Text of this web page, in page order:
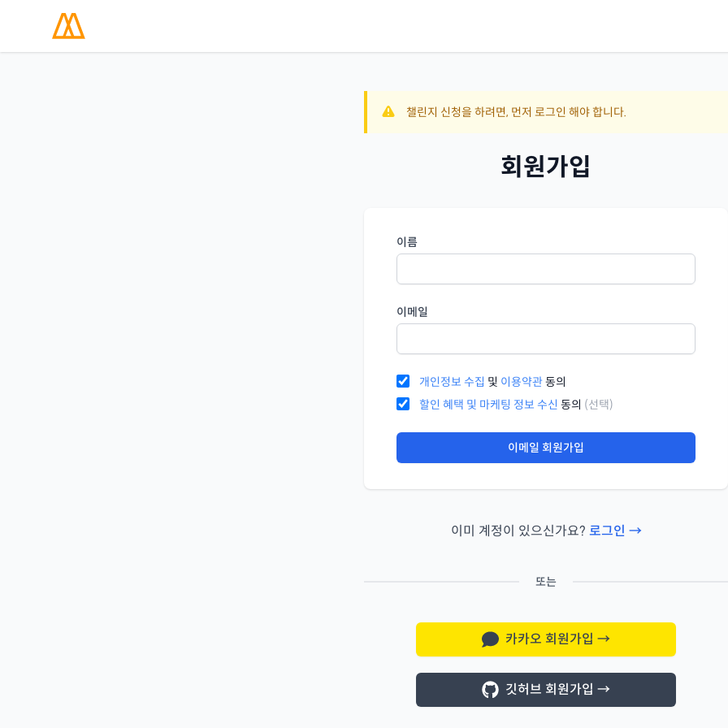
챌린지 신청을 하려면, 먼저 로그인 해야 합니다.
회원가입
이름
이메일
개인정보 수집 및 이용약관동의
할인 혜택 및 마케팅 정보 수신 동의 (선택)
이메일 회원가입
이미 계정이 있으신가요? 로그인 →
또는
카카오 회원가입 →
깃허브 회원가입 →